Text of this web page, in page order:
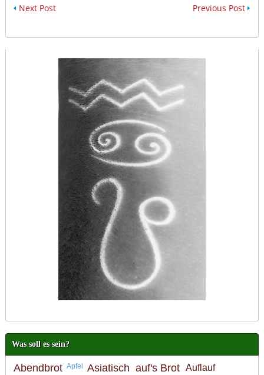
Next Post Previous Post
Was soll es sein?
Abendbrot Apfel Asiatisch auf's Brot Auflauf